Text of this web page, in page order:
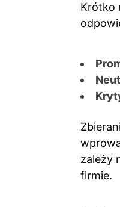
Krótko
zależy
firmie.